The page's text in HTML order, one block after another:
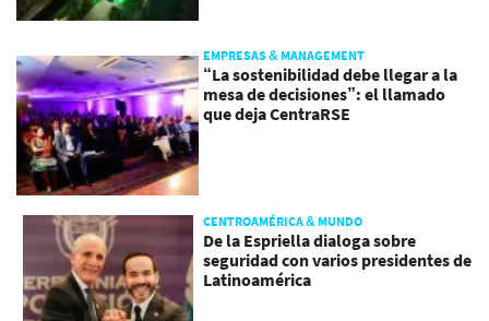
EMPRESAS & MANAGEMENT
“La sostenibilidad debe llegar a la
mesa de decisiones”: el llamado
que deja CentraRSE
CENTROAMÉRICA & MUNDO
De la Espriella dialoga sobre
seguridad con varios presidentes de
Latinoamérica